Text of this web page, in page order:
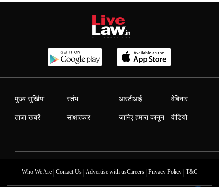
मुख्य सुर्खियां
ताजा खबरें
स्तंभ
साक्षात्कार
आरटीआई
जानिए हमारा कानून
वेबिनार
वीडियो
Who We Are| Contact Us| Advertise with usCareers| Privacy Policy| T&C